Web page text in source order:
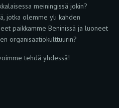
meiningissä jokin?
jotka olemme yli kahden
paikkamme Beninissä ja luoneet
organisaatiokulttuurin?
tehdä yhdessä!